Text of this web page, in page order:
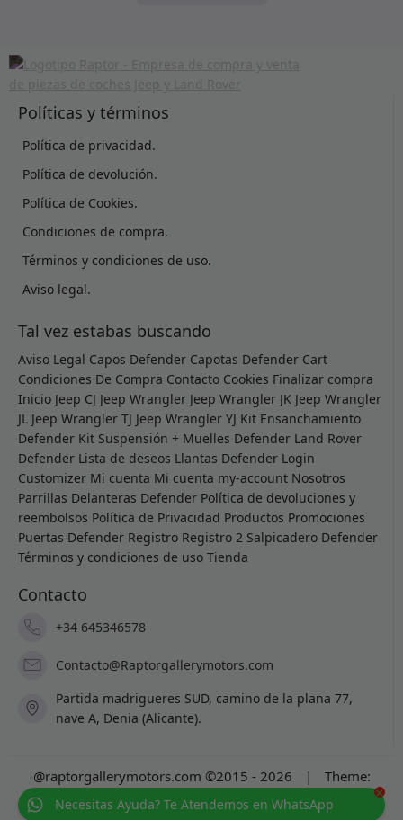
Necesitas Ayuda? Te Atendemos en WhatsApp
×
Políticas y términos
Política de privacidad.
Política de devolución.
Política de Cookies.
Condiciones de compra.
Términos y condiciones de uso.
Aviso legal.
Tal vez estabas buscando
Aviso Legal Capos Defender Capotas Defender Cart
Condiciones De Compra Contacto Cookies Finalizar compra
Inicio Jeep CJ Jeep Wrangler Jeep Wrangler JK Jeep Wrangler
JL Jeep Wrangler TJ Jeep Wrangler YJ Kit Ensanchamiento
Defender Kit Suspensión + Muelles Defender Land Rover
Defender Lista de deseos Llantas Defender Login
Customizer Mi cuenta Mi cuenta my-account Nosotros
Parrillas Delanteras Defender Política de devoluciones y
reembolsos Política de Privacidad Productos Promociones
Puertas Defender Registro Registro 2 Salpicadero Defender
Términos y condiciones de uso Tienda
Contacto
+34 645346578
Contacto@Raptorgallerymotors.com
Partida madrigueres SUD, camino de la plana 77,
nave A, Denia (Alicante).
@raptorgallerymotors.com ©2015 - 2026 |
Theme:
Prosale
by full100ack